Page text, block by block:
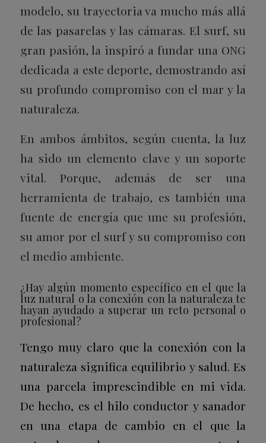
modelo, su trayectoria va mucho más allá
de las pasarelas y las cámaras. El surf, su
gran pasión, la inspiró a fundar una ONG
dedicada a este deporte, demostrando así
su profundo compromiso con el mar y la
naturaleza.
En ambos ámbitos, según cuenta, la luz
ha sido un elemento clave y un soporte
vital. Porque, además de ser una
herramienta de trabajo, es también una
fuente de energía que une su profesión,
su amor por el surf y su compromiso con
el medio ambiente.
¿Hay algún momento específico en el que la
luz natural o la conexión con la naturaleza te
hayan ayudado a superar un reto personal o
profesional?
Tengo muy claro que la conexión con la
naturaleza significa equilibrio y salud. Es
una parcela imprescindible en mi vida.
De hecho, es el hilo conductor y sanador
en una etapa de cambio en el que la